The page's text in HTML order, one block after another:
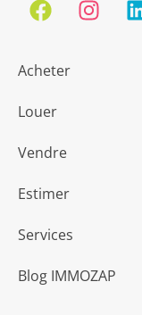
Acheter
Louer
Vendre
Estimer
Services
Blog IMMOZAP